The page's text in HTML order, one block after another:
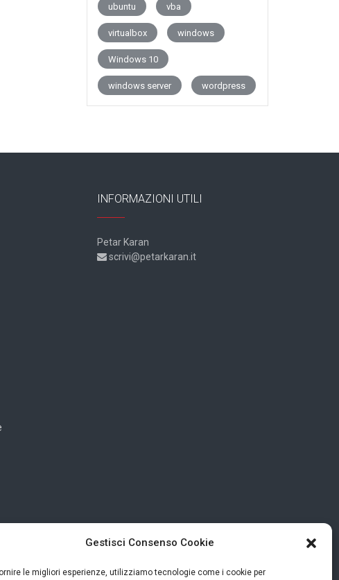
Gestisci Consenso Cookie
le migliori esperienze, utilizziamo tecnologie come i cookie per
ubuntu vba
virtualbox windows
Windows 10
windows server wordpress
INFORMAZIONI UTILI
Petar Karan
scrivi@petarkaran.it